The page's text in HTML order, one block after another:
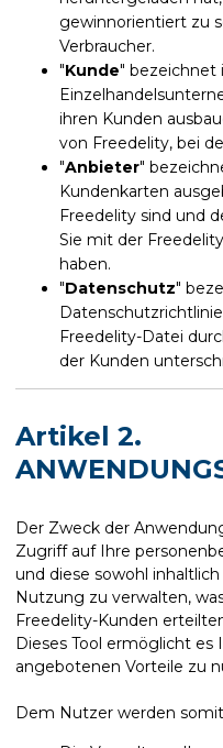
gewinnorientiert zu
Verbraucher.
"Kunde" bezeichnet
ihren Kunden
von Freedelity, bei
"Anbieter"
Kundenkarten
Freedelity sind und
Sie mit der
haben.
"Datenschutz"
Freedelity-Datei
der Kunden
Artikel 2.
Der Zweck der
Zugriff auf Ihre
und diese sowohl
Nutzung zu verwalten,
Freedelity-Kunden
Dieses Tool ermöglicht es
angebotenen Vorteile zu
Dem Nutzer werden